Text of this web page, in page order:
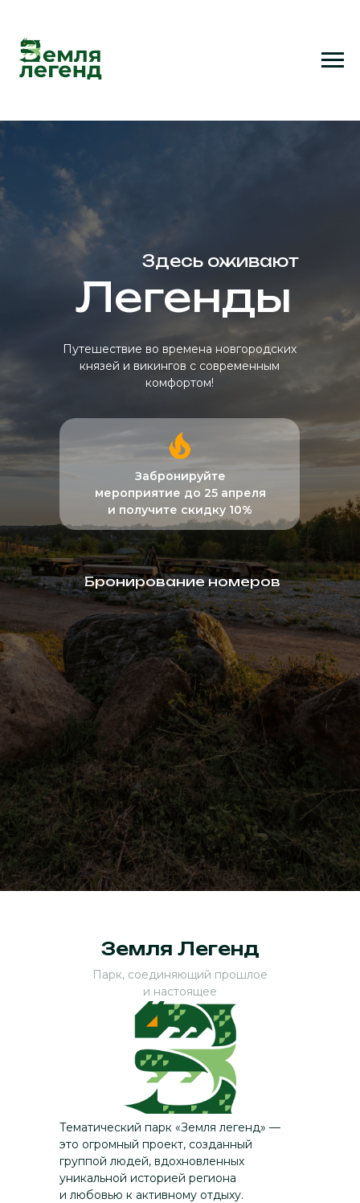
Главная → О парке
Легенды
Здесь оживают
Путешествие во времена новгородских
князей и викингов с современным
комфортом!
Забронируйте
мероприятие до 25 апреля
и получите скидку 10%
Бронирование номеров
Земля Легенд
Тематический парк «Земля легенд» —
это огромный проект, созданный
группой людей, вдохновленных
уникальной историей региона
и любовью к активному отдыху.
Парк, соединяющий прошлое
и настоящее